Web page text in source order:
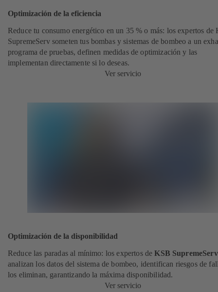
Optimización de la eficiencia
Reduce tu consumo energético en un 35 % o más: los expertos de
SupremeServ someten tus bombas y sistemas de bombeo a un
programa de pruebas, definen medidas de optimización y las
implementan directamente si lo deseas.
Ver servicio
Optimización de la disponibilidad
Reduce las paradas al mínimo: los expertos deKSB SupremeServ
analizan los datos del sistema de bombeo, identifican riesgos de
los eliminan, garantizando la máxima disponibilidad.
Ver servicio